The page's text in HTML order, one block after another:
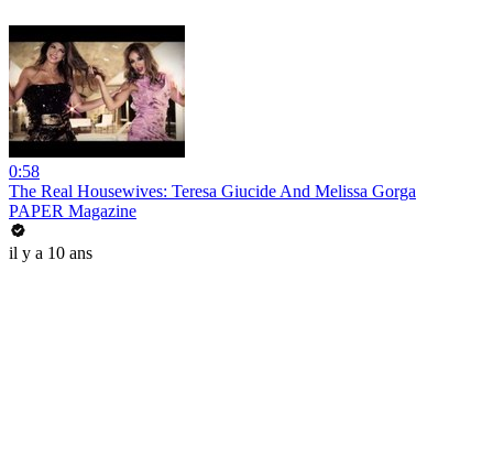
0:58
The Real Housewives: Teresa Giucide And Melissa Gorga
PAPER Magazine
il y a 10 ans